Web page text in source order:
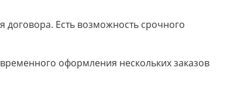
договора. Есть возможность срочного
оформления нескольких заказов